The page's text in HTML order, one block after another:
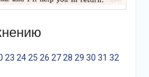
23 24 25 26 27 28 29 30 31 32